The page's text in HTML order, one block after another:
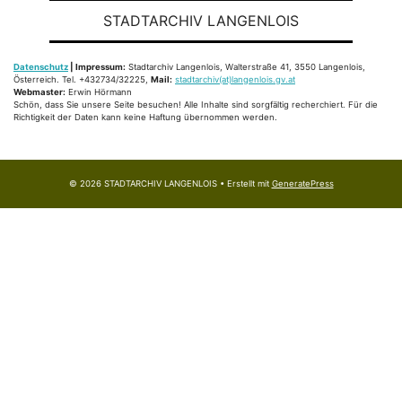
STADTARCHIV LANGENLOIS
Datenschutz | Impressum: Stadtarchiv Langenlois, Walterstraße 41, 3550 Langenlois,
Österreich. Tel. +432734/32225, Mail: stadtarchiv(at)langenlois.gv.at
Webmaster: Erwin Hörmann
Schön, dass Sie unsere Seite besuchen! Alle Inhalte sind sorgfältig recherchiert. Für die
Richtigkeit der Daten kann keine Haftung übernommen werden.
© 2026 STADTARCHIV LANGENLOIS• Erstellt mit GeneratePress